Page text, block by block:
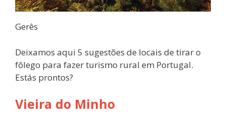
Gerês
Deixamos aqui 5 sugestões de locais de tirar o
fôlego para fazer turismo rural em Portugal.
Estás prontos?
Vieira do Minho